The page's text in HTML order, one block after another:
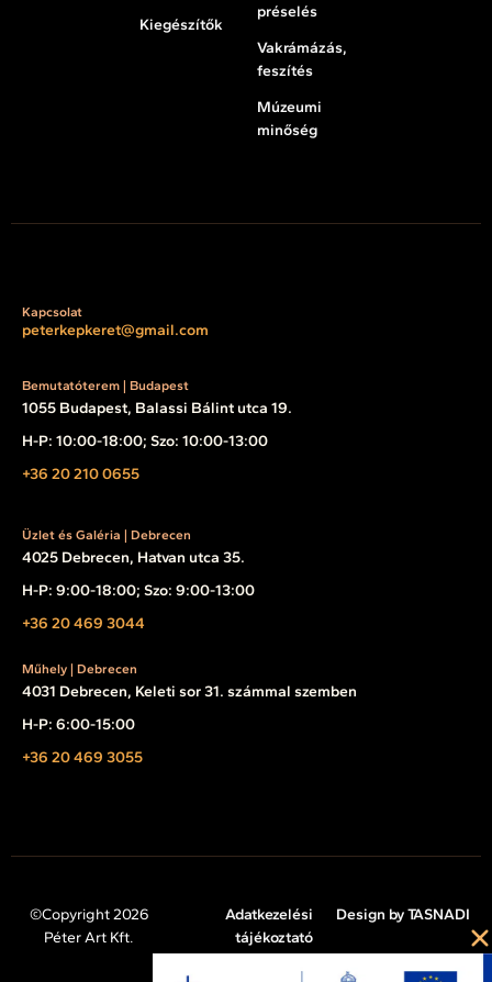
Kiegészítők
préselés
Vakrámázás,
feszítés
Múzeumi
minőség
Kapcsolat
peterkepkeret@gmail.com
Bemutatóterem | Budapest
1055 Budapest, Balassi Bálint utca 19.
H-P: 10:00-18:00; Szo: 10:00-13:00
+36 20 210 0655
Üzlet és Galéria | Debrecen
4025 Debrecen, Hatvan utca 35.
H-P: 9:00-18:00; Szo: 9:00-13:00
+36 20 469 3044
Műhely | Debrecen
4031 Debrecen, Keleti sor 31. számmal szemben
H-P: 6:00-15:00
+36 20 469 3055
©Copyright 2026
Péter Art Kft.
Adatkezelési
tájékoztató
Design by TASNADI